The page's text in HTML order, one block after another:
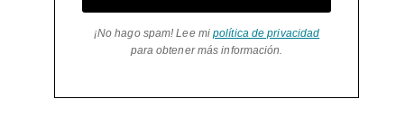
¡No hago spam! Lee mipolítica de privacidad
para obtener más información.